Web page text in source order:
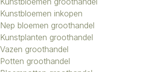
Kunstbloemen inkopen
Nep bloemen groothandel
Kunstplanten groothandel
Vazen groothandel
Potten groothandel